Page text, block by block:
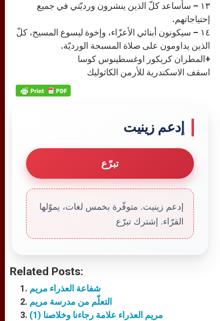
١٣ – سأساعد كلّ الذين ينشرون ورديّتي في جميع
إحتياجاتهم.
١٤ – سيكونون أبنائي الأعزّاء، وإخوة ليسوع المسيح، كلّ
الذين يداومون على صلاة المسبحة الورديّة.
+المطران كريكور اوغسطينوس كوسا
اسقف الاسكندرية للأرمن الكاثوليك
إدعم زينيت
تبرّع
إدعم زينيت. متوفّرة بخمس لغات، يموّلها
القرّاء. إشترك تبرّع
Related Posts:
شفاعة العذراء مريم
التعلّم من مدرسة مريم
مريم العذراء علامة رجاءنا وخلاصنا (1)